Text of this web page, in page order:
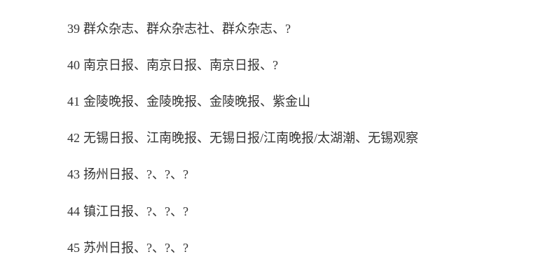
39 群众杂志、群众杂志社、群众杂志、?
40 南京日报、南京日报、南京日报、?
41 金陵晚报、金陵晚报、金陵晚报、紫金山
42 无锡日报、江南晚报、无锡日报/江南晚报/太湖潮、无锡观察
43 扬州日报、?、?、?
44 镇江日报、?、?、?
45 苏州日报、?、?、?